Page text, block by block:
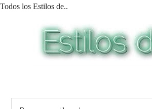
Todos los Estilos de..